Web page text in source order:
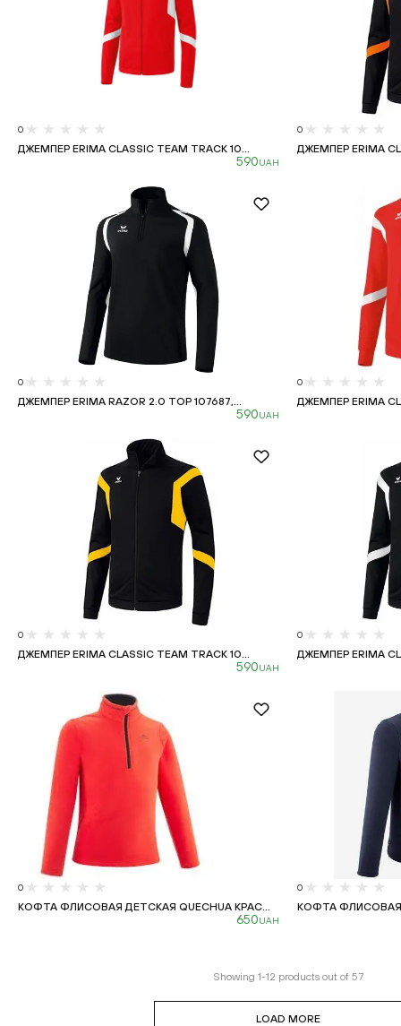
0
ДЖЕМПЕР ERIMA CLASSIC TEAM TRACK 10...
590UAH
0
ДЖЕМПЕР ERIMA
0
ДЖЕМПЕР ERIMA RAZOR 2.0 TOP 107687,...
590UAH
0
ДЖЕМПЕР ERIMA
0
ДЖЕМПЕР ERIMA CLASSIC TEAM TRACK 10...
590UAH
0
ДЖЕМПЕР ERIMA
0
КОФТА ФЛИСОВАЯ ДЕТСКАЯ QUECHUA КРАС...
650UAH
0
КОФТА ФЛИСОВАЯ
Showing 1-12 products out of 57
LOAD MORE